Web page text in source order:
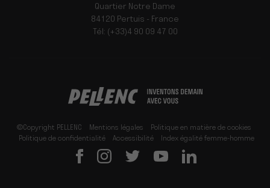
Quartier Notre Dame
84120 Pertuis - France
Tél: (+33)4 90 09 47 00
©Copyright PELLENC Mentions légales
Politique en matière de cookies
Politique de confidentialité
Accessibilité Index égalité femme-homme